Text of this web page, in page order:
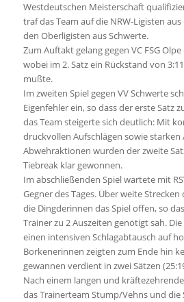
Westdeutschen Meisterschaft
traf das Team auf die NRW-Ligisten
den Oberligisten aus Schwerte.
Zum Auftakt gelang gegen VC FSG
wobei im 2. Satz ein Rückstand von
mußte.
Im zweiten Spiel gegen VV Schwerte
Eigenfehler ein, so dass der erste Satz
das Team steigerte sich deutlich: Mit
druckvollen Aufschlägen sowie starken
Abwehraktionen wurden der zweite
Tiebreak klar gewonnen.
Im abschließenden Spiel wartete mit
Gegner des Tages. Über weite
die Dingderinnen das Spiel offen, so
Trainer zu 2 Auszeiten genötigt sah.
einen intensiven Schlagabtausch auf
Borkenerinnen zeigten zum Ende hin
gewannen verdient in zwei Sätzen
Nach einem langen und
das Trainerteam Stump/Vehns und die